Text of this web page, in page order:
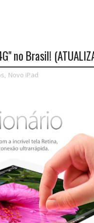
no Brasil!
, Novo iPad